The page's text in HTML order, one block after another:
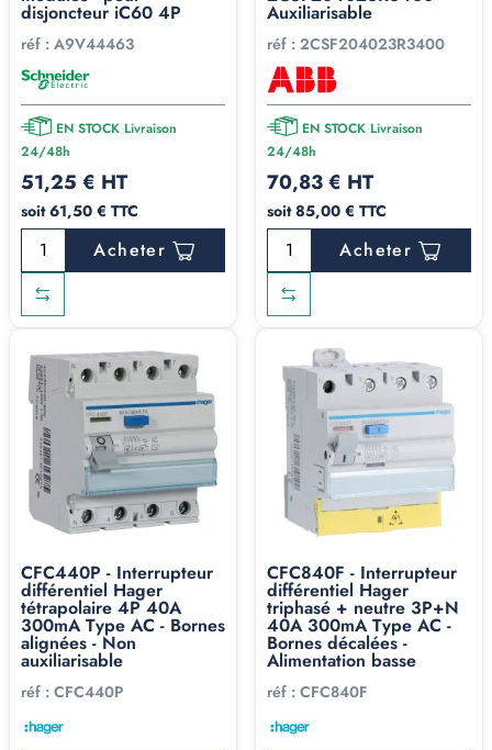
disjoncteur iC60 4P
réf : A9V44463
EN STOCK Livraison
24/48h
51,25 € HT
soit 61,50 € TTC
Acheter
Auxiliarisable
réf : 2CSF204023R3400
EN STOCK Livraison
24/48h
70,83 € HT
soit 85,00 € TTC
Acheter
CFC440P - Interrupteur
différentiel Hager
tétrapolaire 4P 40A
300mA Type AC - Bornes
alignées - Non
auxiliarisable
réf : CFC440P
CFC840F - Interrupteur
différentiel Hager
triphasé + neutre 3P+N
40A 300mA Type AC -
Bornes décalées -
Alimentation basse
réf : CFC840F